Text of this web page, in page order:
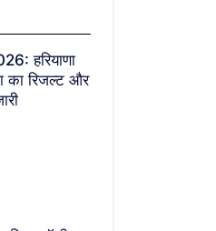
हरियाणा
का रिजल्ट और